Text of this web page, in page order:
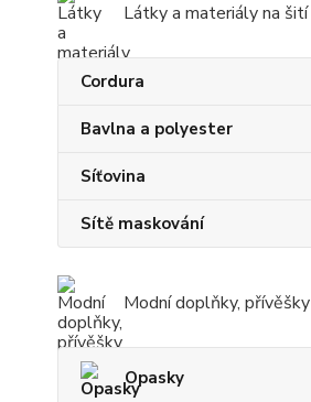
Látky a materiály na šití
Cordura
Bavlna a polyester
Síťovina
Sítě maskování
Modní doplňky, přívěšky
Opasky